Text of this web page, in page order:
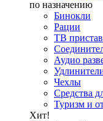
по назначению
Бинокли
Рации
ТВ
Аудио
Чехлы
Средства
Туризм и
Хит!